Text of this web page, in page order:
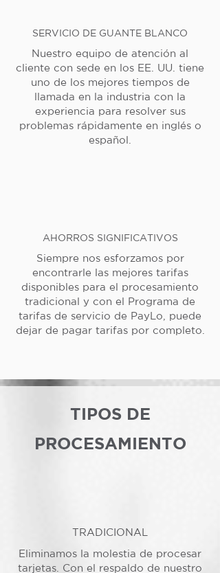
SERVICIO DE GUANTE BLANCO
Nuestro equipo de atención al
cliente con sede en los EE. UU. tiene
uno de los mejores tiempos de
llamada en la industria con la
experiencia para resolver sus
problemas rápidamente en inglés o
español.
AHORROS SIGNIFICATIVOS
Siempre nos esforzamos por
encontrarle las mejores tarifas
disponibles para el procesamiento
tradicional y con el Programa de
tarifas de servicio de PayLo, puede
dejar de pagar tarifas por completo.
TIPOS DE
PROCESAMIENTO
TRADICIONAL
Eliminamos la molestia de procesar
tarjetas. Con el respaldo de nuestro